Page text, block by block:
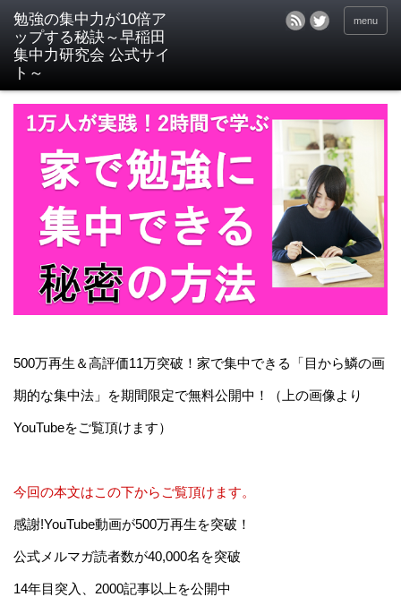
menu
500万再生＆高評価11万突破！家で集中できる「目から鱗の画
期的な集中法」を期間限定で無料公開中！（上の画像より
YouTubeをご覧頂けます）
今回の本文はこの下からご覧頂けます。
感謝!YouTube動画が500万再生を突破！
公式メルマガ読者数が40,000名を突破
14年目突入、2000記事以上を公開中